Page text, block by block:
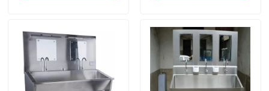
Fabrik-Ausflug